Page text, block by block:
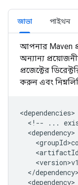
জাভা পাইথন
আপনার Maven
অন্যান্য
প্রজেক্টের
করুন এবং
<!--
...